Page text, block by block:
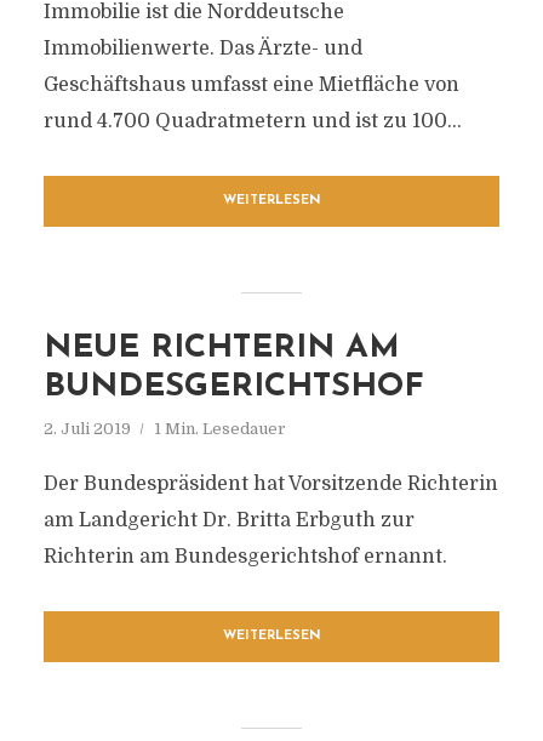
Immobilie ist die Norddeutsche
Immobilienwerte. Das Ärzte- und
Geschäftshaus umfasst eine Mietfläche von
rund 4.700 Quadratmetern und ist zu 100...
WEITERLESEN
NEUE RICHTERIN AM
BUNDESGERICHTSHOF
2. Juli 2019 1 Min. Lesedauer
Der Bundespräsident hat Vorsitzende Richterin
am Landgericht Dr. Britta Erbguth zur
Richterin am Bundesgerichtshof ernannt.
WEITERLESEN